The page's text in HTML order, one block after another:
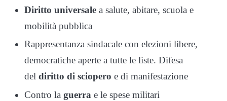
Diritto universale a salute, abitare, scuola e
mobilità pubblica
Rappresentanza sindacale con elezioni libere,
democratiche aperte a tutte le liste. Difesa
del diritto di sciopero e di manifestazione
Contro la guerra e le spese militari